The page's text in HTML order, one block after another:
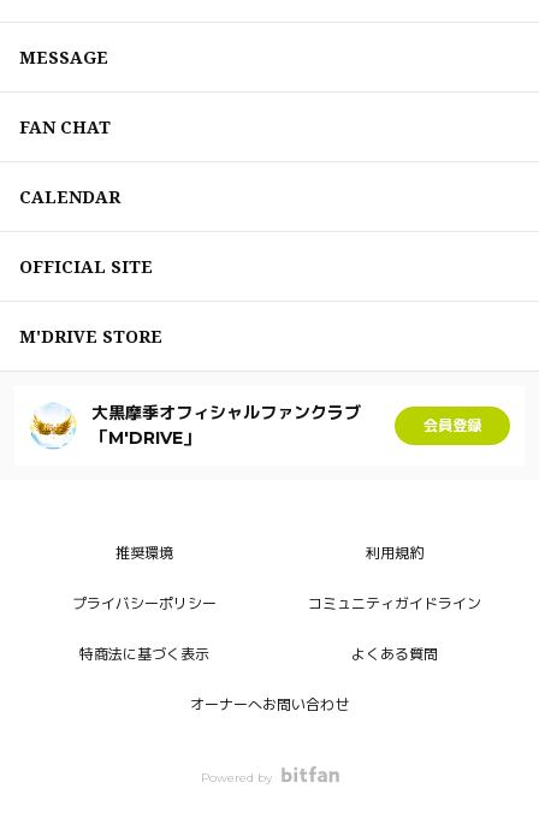
MESSAGE
FAN CHAT
CALENDAR
OFFICIAL SITE
M'DRIVE STORE
大黒摩季オフィシャルファンクラブ
「M'DRIVE」
会員登録
推奨環境 利用規約
プライバシーポリシー コミュニティガイドライン
特商法に基づく表示 よくある質問
オーナーへお問い合わせ
Powered by